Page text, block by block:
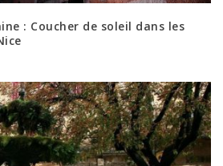
: Coucher de soleil dans les